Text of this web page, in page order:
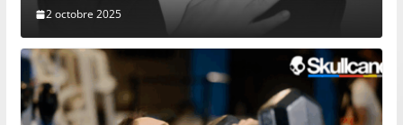
2 octobre 2025